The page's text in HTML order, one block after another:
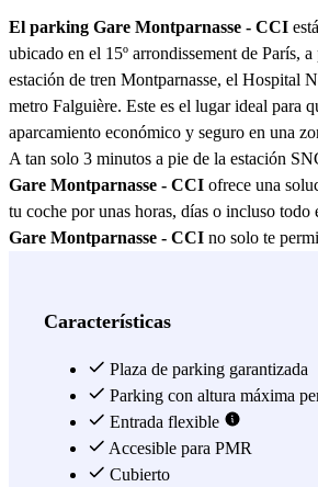
El parking Gare Montparnasse - CCI
ubicado en el 15º arrondissement de París, a
estación de tren Montparnasse, el Hospital
metro Falguière. Este es el lugar ideal para
aparcamiento económico y seguro en una
A tan solo 3 minutos a pie de la estación
Gare Montparnasse - CCI ofrece una
tu coche por unas horas, días o incluso todo
Gare Montparnasse - CCI no solo te
observatorio y el famoso restaurante Ciel de
variedad de restaurantes y tiendas en
están a tu alcance. Este aparcamiento es
para los estudiantes y profesores del
quienes encontrarán enel parking Gare
opción económica y cercana. En las
Características
Plaza de parking garantizada
Parking con altura máxima
Entrada flexible
Accesible para PMR
Cubierto